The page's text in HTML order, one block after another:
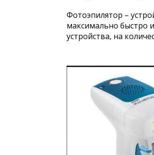
Фотоэпилятор –
максимально быстро
устройства, на